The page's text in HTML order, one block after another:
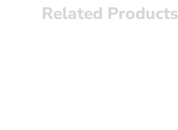
Related Products